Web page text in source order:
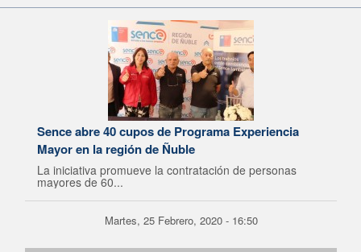
Sence abre 40 cupos de Programa Experiencia
Mayor en la región de Ñuble
La iniciativa promueve la contratación de personas
mayores de 60...
Martes, 25 Febrero, 2020 - 16:50